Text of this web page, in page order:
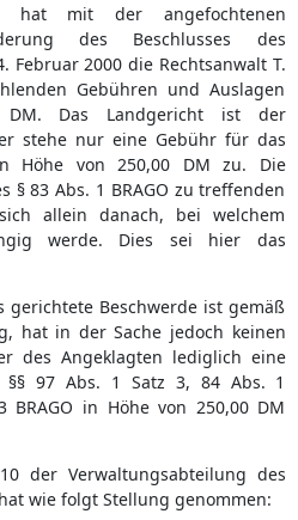
hat mit der angefochtenen
des Beschlusses des
Februar 2000 die Rechtsanwalt T.
Gebühren und Auslagen
DM. Das Landgericht ist der
stehe nur eine Gebühr für das
Höhe von 250,00 DM zu. Die
§ 83 Abs. 1 BRAGO zu treffenden
allein danach, bei welchem
werde. Dies sei hier das
gerichtete Beschwerde ist gemäß
hat in der Sache jedoch keinen
des Angeklagten lediglich eine
§§ 97 Abs. 1 Satz 3, 84 Abs. 1
in Höhe von 250,00 DM
der Verwaltungsabteilung des
wie folgt Stellung genommen: